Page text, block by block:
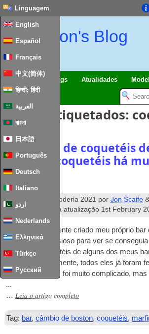
Linguagem
English
Español
Français
中文(简体)
हिन्दी; हिंदी
العربية
বাংলা
日本語
Português
Deutsch
Italiano
اردو
Nederlands
Ελληνικά
Türkçe
Русский
Jon's Blog
Musings Atualidades
Artigos Etiquetados:
Cardápios de coquetéis
bares de coquetéis há
perdidos
Publicados Poderia 2021 porJon Scaife
Coquetéis
. Ultima atualização 1st February
Tendo recentemente criado meu próprio
estava muito ansioso para ver se
menus de coquetéis de alguns dos meus
favoritos. Infelizmente, todos eles já foram
encontrar menus foi muito complicado, mas
...
… Leia o artigo completo
Tag: bar,câmbio de boston,coquetéis,